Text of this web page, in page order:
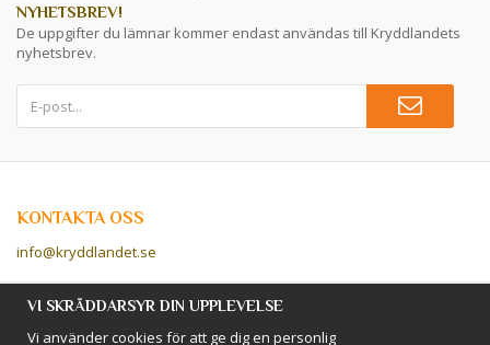
NYHETSBREV!
De uppgifter du lämnar kommer endast användas till Kryddlandets
nyhetsbrev.
KONTAKTA OSS
info@kryddlandet.se
Följ oss på Facebook!
VI SKRÄDDARSYR DIN UPPLEVELSE
Vi använder cookies för att ge dig en personlig